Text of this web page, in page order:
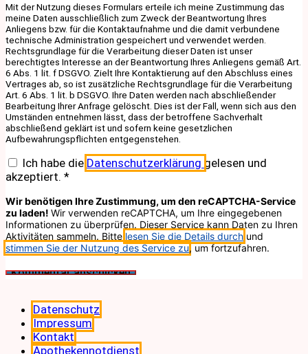
Mit der Nutzung dieses Formulars erteile ich meine Zustimmung das
meine Daten ausschließlich zum Zweck der Beantwortung Ihres
Anliegens bzw. für die Kontaktaufnahme und die damit verbundene
technische Administration gespeichert und verwendet werden.
Rechtsgrundlage für die Verarbeitung dieser Daten ist unser
berechtigtes Interesse an der Beantwortung Ihres Anliegens gemäß Art.
6 Abs. 1 lit. f DSGVO. Zielt Ihre Kontaktierung auf den Abschluss eines
Vertrages ab, so ist zusätzliche Rechtsgrundlage für die Verarbeitung
Art. 6 Abs. 1 lit. b DSGVO. Ihre Daten werden nach abschließender
Bearbeitung Ihrer Anfrage gelöscht. Dies ist der Fall, wenn sich aus den
Umständen entnehmen lässt, dass der betroffene Sachverhalt
abschließend geklärt ist und sofern keine gesetzlichen
Aufbewahrungspflichten entgegenstehen.
Ich habe die Datenschutzerklärung gelesen und
akzeptiert. *
Wir benötigen Ihre Zustimmung, um den reCAPTCHA-Service
zu laden! Wir verwenden reCAPTCHA, um Ihre eingegebenen
Informationen zu überprüfen. Dieser Service kann Daten zu Ihren
Aktivitäten sammeln. Bitte lesen Sie die Details durch und
stimmen Sie der Nutzung des Service zu, um fortzufahren.
Datenschutz
Impressum
Kontakt
Apothekennotdienst